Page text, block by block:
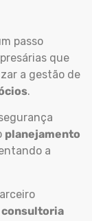
passo
que
a gestão de
.
planejamento
a
consultoria